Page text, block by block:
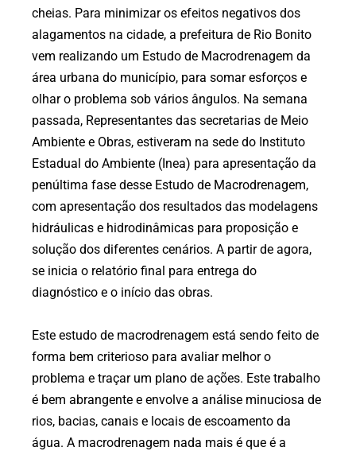
cheias. Para minimizar os efeitos negativos dos
alagamentos na cidade, a prefeitura de Rio Bonito
vem realizando um Estudo de Macrodrenagem da
área urbana do município, para somar esforços e
olhar o problema sob vários ângulos. Na semana
passada, Representantes das secretarias de Meio
Ambiente e Obras, estiveram na sede do Instituto
Estadual do Ambiente (Inea) para apresentação da
penúltima fase desse Estudo de Macrodrenagem,
com apresentação dos resultados das modelagens
hidráulicas e hidrodinâmicas para proposição e
solução dos diferentes cenários. A partir de agora,
se inicia o relatório final para entrega do
diagnóstico e o início das obras.
Este estudo de macrodrenagem está sendo feito de
forma bem criterioso para avaliar melhor o
problema e traçar um plano de ações. Este trabalho
é bem abrangente e envolve a análise minuciosa de
rios, bacias, canais e locais de escoamento da
água. A macrodrenagem nada mais é que é a